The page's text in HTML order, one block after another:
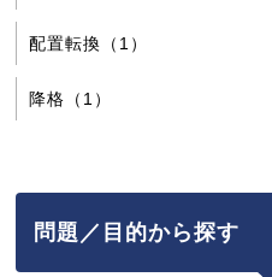
配置転換（1）
降格（1）
問題／目的から探す